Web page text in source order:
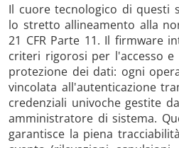
Il cuore tecnologico di questi
lo stretto allineamento alla
21 CFR Parte 11. Il firmware
criteri rigorosi per l'accesso e
protezione dei dati: ogni
vincolata all'autenticazione
credenziali univoche gestite
amministratore di sistema.
garantisce la piena